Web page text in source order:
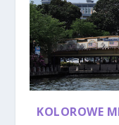
KOLOROWE